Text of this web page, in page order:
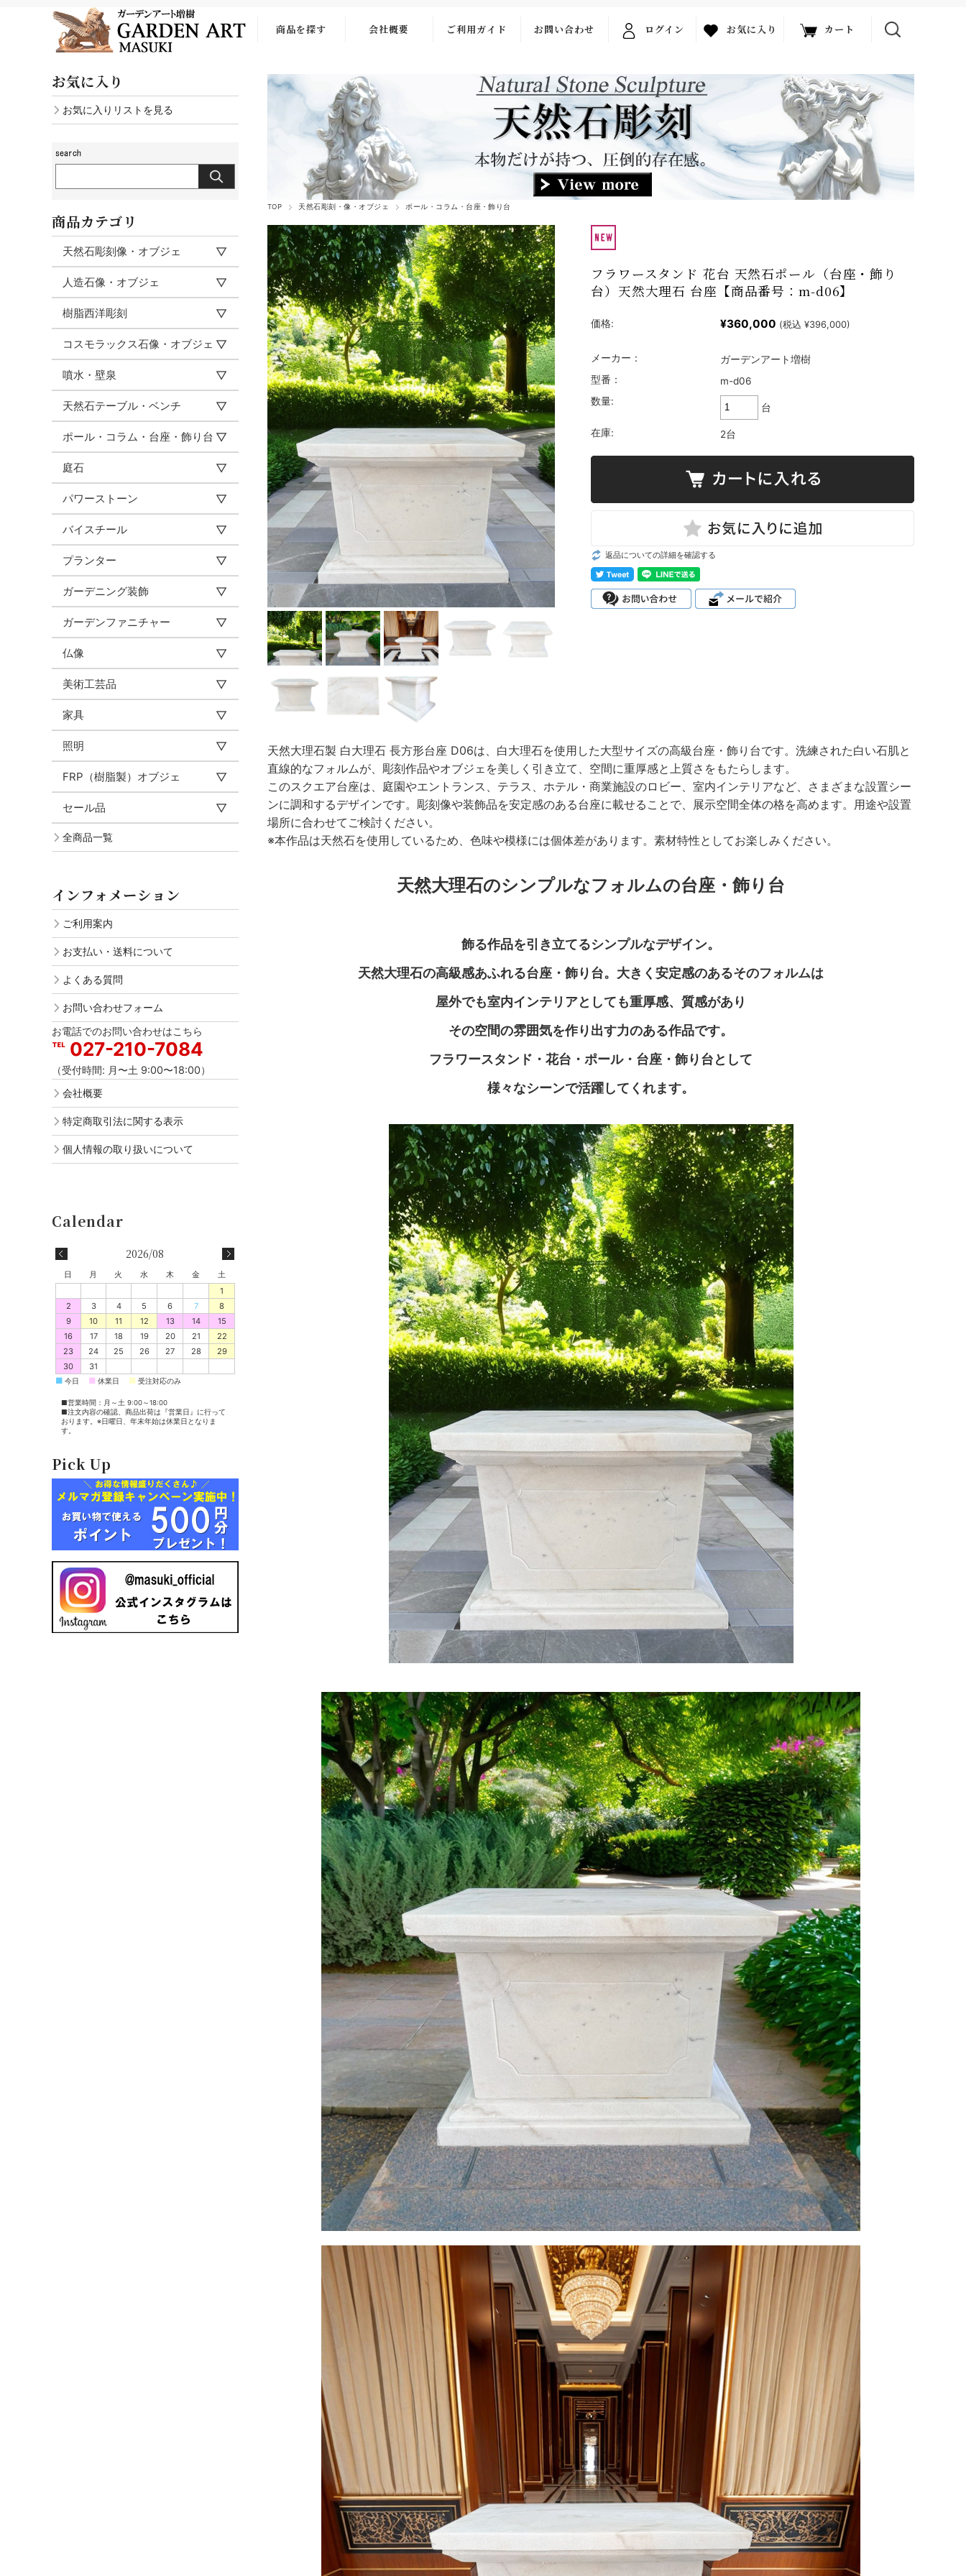
商品を探す 会社概要 ご利用ガイド
お支払い・送料
お問い合わせ
フォーム
よくある質問
ログイン お気に入り カート
TOP 天然石彫刻・像・オブジェ ポール・コラム・台座・飾り台
フラワースタンド 花台 天然石ポール（台座・飾り
台）天然大理石 台座【商品番号：m-d06】
価格: ¥360,000 (税込 ¥396,000)
メーカー：
ガーデンアート増樹
型番：
m-d06
数量:
台
在庫: 2台
返品についての詳細を確認する
天然大理石製 白大理石 長方形台座 D06は、白大理石を使用した大型サイズの高級台座・飾り台です。洗練された白い石肌と
直線的なフォルムが、彫刻作品やオブジェを美しく引き立て、空間に重厚感と上質さをもたらします。
このスクエア台座は、庭園やエントランス、テラス、ホテル・商業施設のロビー、室内インテリアなど、さまざまな設置シー
ンに調和するデザインです。彫刻像や装飾品を安定感のある台座に載せることで、展示空間全体の格を高めます。用途や設置
場所に合わせてご検討ください。
※本作品は天然石を使用しているため、色味や模様には個体差があります。素材特性としてお楽しみください。
天然大理石のシンプルなフォルムの台座・飾り台
飾る作品を引き立てるシンプルなデザイン。
天然大理石の高級感あふれる台座・飾り台。大きく安定感のあるそのフォルムは
屋外でも室内インテリアとしても重厚感、質感があり
その空間の雰囲気を作り出す力のある作品です。
フラワースタンド・花台・ポール・台座・飾り台として
様々なシーンで活躍してくれます。
お気に入り
お気に入りリストを見る
商品カテゴリ
天然石彫刻像・オブジェ
人造石像・オブジェ
樹脂西洋彫刻
コスモラックス石像・オブジェ
噴水・壁泉
天然石テーブル・ベンチ
ポール・コラム・台座・飾り台
庭石
パワーストーン
バイスチール
プランター
ガーデニング装飾
ガーデンファニチャー
仏像
美術工芸品
家具
照明
FRP（樹脂製）オブジェ
セール品
全商品一覧
インフォメーション
ご利用案内
お支払い・送料について
よくある質問
お問い合わせフォーム
お電話でのお問い合わせはこちら
027-210-7084
（受付時間: 月〜土 9:00〜18:00）
会社概要
特定商取引法に関する表示
個人情報の取り扱いについて
2026/08
日 月 火 水 木 金
土
1
2
3 4 5 6 7
8
9
10 11 12 13 14
15
16
17 18 19 20 21
22
23
24 25 26 27 28
29
30
31
■ 今日 ■ 休業日 ■ 受注対応のみ
■営業時間：月～土 9:00～18:00
■注文内容の確認、商品出荷は『営業日』に行って
おります。※日曜日、年末年始は休業日となりま
す。
Pick Up